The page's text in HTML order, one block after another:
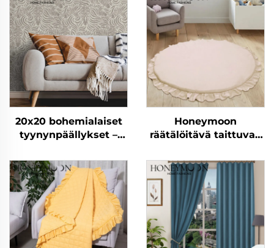
20x20 bohemialaiset
tyynynpäällykset –
raitapatteri jokaiseen
tilaan
Honeymoon
räätälöitävä taittuvan
ryömimisurheiluhytti
leikkimatto vauvan
leikki-ikäisille